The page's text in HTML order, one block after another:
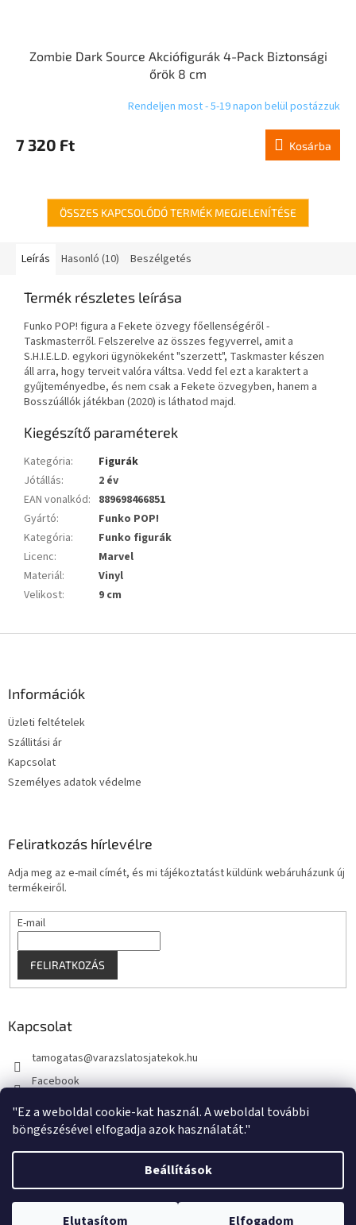
"Ez a weboldal cookie-kat használ. A weboldal további
böngészésével elfogadja azok használatát."
Beállítások
Elutasítom Elfogadom
Zombie Dark Source Akciófigurák 4-Pack Biztonsági
őrök 8 cm
Rendeljen most - 5-19 napon belül postázzuk
7 320 Ft Kosárba
ÖSSZES KAPCSOLÓDÓ TERMÉK MEGJELENÍTÉSE
Leírás Hasonló (10) Beszélgetés
Termék részletes leírása
Funko POP! figura a Fekete özvegy főellenségéről -
Taskmasterről. Felszerelve az összes fegyverrel, amit a
S.H.I.E.L.D. egykori ügynökeként "szerzett", Taskmaster készen
áll arra, hogy terveit valóra váltsa. Vedd fel ezt a karaktert a
gyűjteményedbe, és nem csak a Fekete özvegyben, hanem a
Bosszúállók játékban (2020) is láthatod majd.
Kiegészítő paraméterek
Kategória:
Figurák
Jótállás:
2 év
EAN vonalkód: 889698466851
Gyártó:
Funko POP!
Kategória:
Funko figurák
Licenc:
Marvel
Materiál:
Vinyl
Velikost: 9 cm
Információk
Üzleti feltételek
Szállitási ár
Kapcsolat
Személyes adatok védelme
Feliratkozás hírlevélre
Adja meg az e-mail címét, és mi tájékoztatást küldünk webáruházunk új
termékeiről.
E-mail
FELIRATKOZÁS
Kapcsolat
tamogatas@varazslatosjatekok.hu
Facebook
kouzelnehry
Shoptet készítette